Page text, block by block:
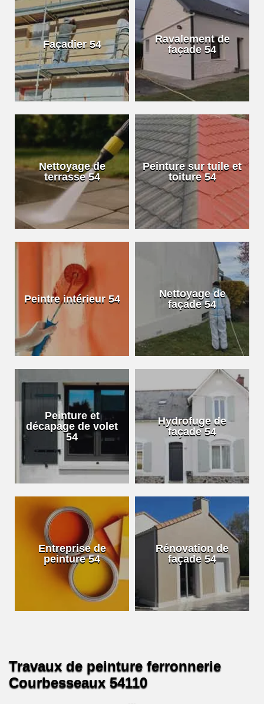
Façadier 54
Ravalement de
façade 54
Nettoyage de
terrasse 54
Peinture sur tuile et
toiture 54
Peintre intérieur 54
Nettoyage de
façade 54
Peinture et
décapage de volet
54
Hydrofuge de
façade 54
Entreprise de
peinture 54
Rénovation de
façade 54
Travaux de peinture ferronnerie
Courbesseaux 54110